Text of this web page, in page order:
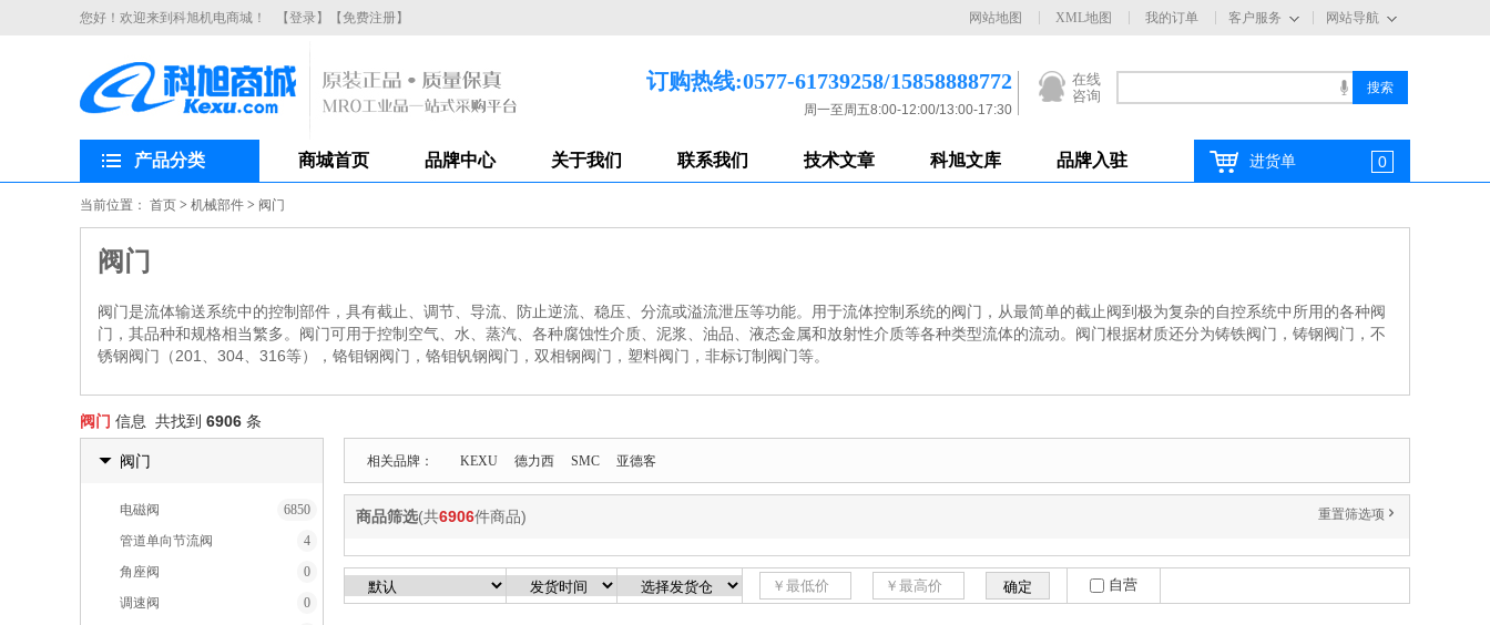
您好！欢迎来到科旭机电商城！ 【登录】 【免费注册】 网站导航
客户服务
网站地图 XML地图 我的订单
在线
咨询
订购热线:0577-61739258/15858888772
周一至周五8:00-12:00/13:00-17:30
产品分类 商城首页 品牌中心 关于我们 联系我们 技术文章 科旭文库 品牌入驻 进货单 0
当前位置： 首页 > 机械部件 > 阀门
阀门
阀门是流体输送系统中的控制部件，具有截止、调节、导流、防止逆流、稳压、分流或溢流泄压等功能。用于流体控制系统的阀门，从最简单的截止阀到极为复杂的自控系统中所用的各种阀
门，其品种和规格相当繁多。阀门可用于控制空气、水、蒸汽、各种腐蚀性介质、泥浆、油品、液态金属和放射性介质等各种类型流体的流动。阀门根据材质还分为铸铁阀门，铸钢阀门，不
锈钢阀门（201、304、316等），铬钼钢阀门，铬钼钒钢阀门，双相钢阀门，塑料阀门，非标订制阀门等。
阀门 信息 共找到 6906 条
相关品牌： KEXU 德力西 SMC 亚德客
商品筛选(共6906件商品) 重置筛选项 '
自营
阀门
电磁阀
6850
管道单向节流阀
4
角座阀
0
调速阀
0